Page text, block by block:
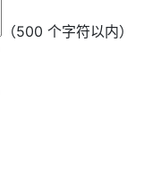
（500 个字符以内）